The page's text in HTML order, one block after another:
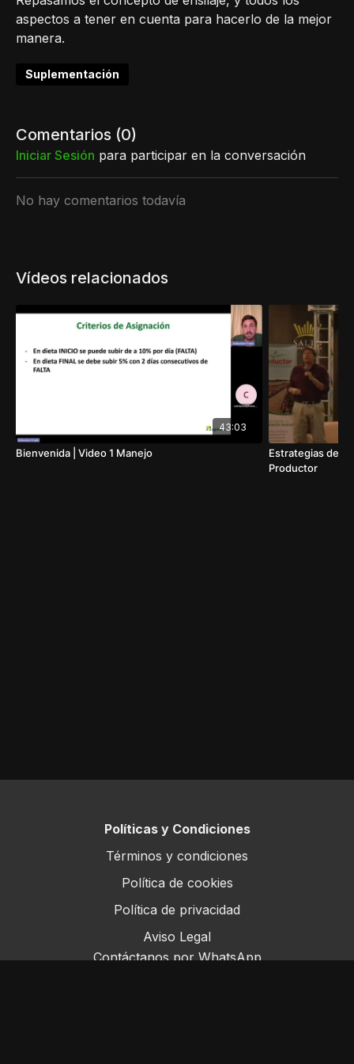
aspectos a tener en cuenta para hacerlo de la mejor
manera.
Suplementación
Comentarios (0)
Iniciar Sesión para participar en la conversación
No hay comentarios todavía
Vídeos relacionados
43:03
Bienvenida | Video 1 Manejo
Estrategias de
Productor
Políticas y Condiciones
Términos y condiciones
Política de cookies
Política de privacidad
Aviso Legal
Contáctanos por WhatsApp